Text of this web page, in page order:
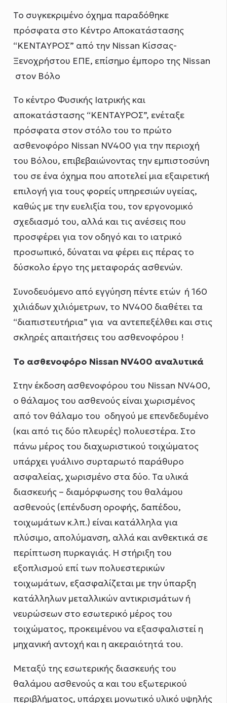
Το συγκεκριμένο όχημα παραδόθηκε
πρόσφατα στο Κέντρο Αποκατάστασης
“ΚΕΝΤΑΥΡΟΣ” από την Nissan Kίσσας-
Ξενοχρήστου ΕΠΕ, επίσημο έμπορο της Nissan
στον Βόλο
To κέντρο Φυσικής Ιατρικής και
αποκατάστασης “ΚΕΝΤΑΥΡΟΣ”, ενέταξε
πρόσφατα στον στόλο του το πρώτο
ασθενοφόρο Nissan ΝV400 για την περιοχή
του Βόλου, επιβεβαιώνοντας την εμπιστοσύνη
του σε ένα όχημα που αποτελεί μια εξαιρετική
επιλογή για τους φορείς υπηρεσιών υγείας,
καθώς με την ευελιξία του, τον εργονομικό
σχεδιασμό του, αλλά και τις ανέσεις που
προσφέρει για τον οδηγό και το ιατρικό
προσωπικό, δύναται να φέρει εις πέρας το
δύσκολο έργο της μεταφοράς ασθενών.
Συνοδευόμενο από εγγύηση πέντε ετών ή 160
χιλιάδων χιλιόμετρων, το ΝV400 διαθέτει τα
“διαπιστευτήρια” για να αντεπεξέλθει και στις
σκληρές απαιτήσεις του ασθενοφόρου !
To ασθενοφόρο Nissan ΝV400 αναλυτικά
Στην έκδοση ασθενοφόρου του Nissan NV400,
o θάλαμος του ασθενούς είναι χωρισμένος
από τον θάλαμο του οδηγού με επενδεδυμένο
(και από τις δύο πλευρές) πολυεστέρα. Στο
πάνω μέρος του διαχωριστικού τοιχώματος
υπάρχει γυάλινο συρταρωτό παράθυρο
ασφαλείας, χωρισμένο στα δύο. Τα υλικά
διασκευής – διαμόρφωσης του θαλάμου
ασθενούς (επένδυση οροφής, δαπέδου,
τοιχωμάτων κ.λπ.) είναι κατάλληλα για
πλύσιμο, απολύμανση, αλλά και ανθεκτικά σε
περίπτωση πυρκαγιάς. Η στήριξη του
εξοπλισμού επί των πολυεστερικών
τοιχωμάτων, εξασφαλίζεται με την ύπαρξη
κατάλληλων μεταλλικών αντικρισμάτων ή
νευρώσεων στο εσωτερικό μέρος του
τοιχώματος, προκειμένου να εξασφαλιστεί η
μηχανική αντοχή και η ακεραιότητά του.
Μεταξύ της εσωτερικής διασκευής του
θαλάμου ασθενούς α και του εξωτερικού
περιβλήματος, υπάρχει μονωτικό υλικό υψηλής